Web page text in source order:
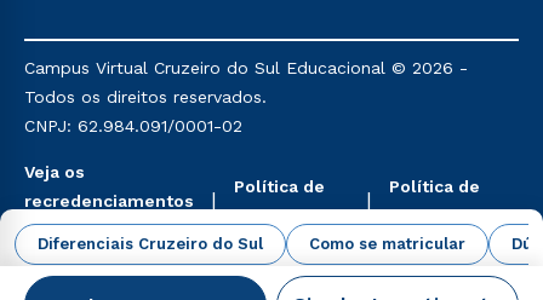
Diferenciais Cruzeiro do Sul Como se matricular
mencionadas são referentes aos cursos: Ensino
Religioso, Geografia para a Docência e Metodologia
do Ensino de História: Questões Atuais.
Campus Virtual Cruzeiro do Sul Educacional © 2026 -
Todos os direitos reservados.
CNPJ: 62.984.091/0001-02
Veja os
recredenciamentos
aqui
Política de
Privacidade
Política de
Cookies